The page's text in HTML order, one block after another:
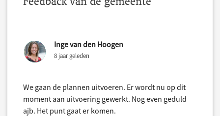
Inge van den Hoogen
8 jaar geleden
We gaan de plannen uitvoeren. Er wordt nu op dit
moment aan uitvoering gewerkt. Nog even geduld
ajb. Het punt gaat er komen.